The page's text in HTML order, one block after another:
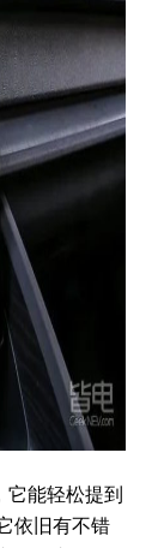
它能轻松提到
依旧有不错